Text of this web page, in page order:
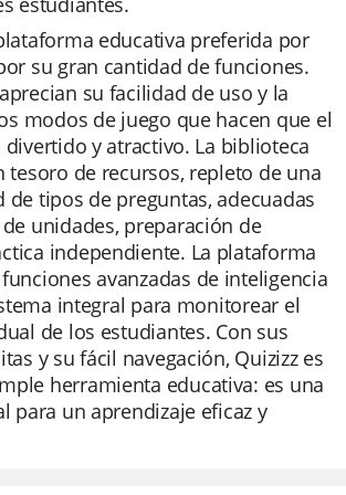
educativa preferida por
su gran cantidad de funciones.
su facilidad de uso y la
modos de juego que hacen que el
divertido y atractivo. La biblioteca
tesoro de recursos, repleto de una
de tipos de preguntas, adecuadas
unidades, preparación de
independiente. La plataforma
avanzadas de inteligencia
integral para monitorear el
de los estudiantes. Con sus
y su fácil navegación, Quizizz es
herramienta educativa: es una
para un aprendizaje eficaz y